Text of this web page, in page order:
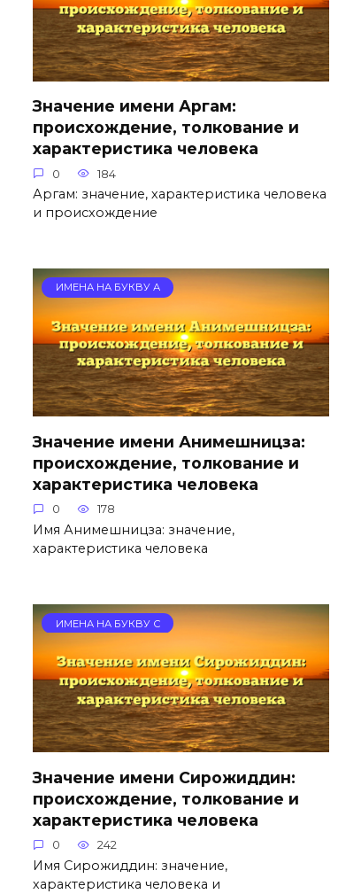
Значение имени Аргам:
происхождение, толкование и
характеристика человека
0 184
Аргам: значение, характеристика человека
и происхождение
ИМЕНА НА БУКВУ А
Значение имени Анимешницза:
происхождение, толкование и
характеристика человека
0 178
Имя Анимешницза: значение,
характеристика человека
ИМЕНА НА БУКВУ С
Значение имени Сирожиддин:
происхождение, толкование и
характеристика человека
0 242
Имя Сирожиддин: значение,
характеристика человека и